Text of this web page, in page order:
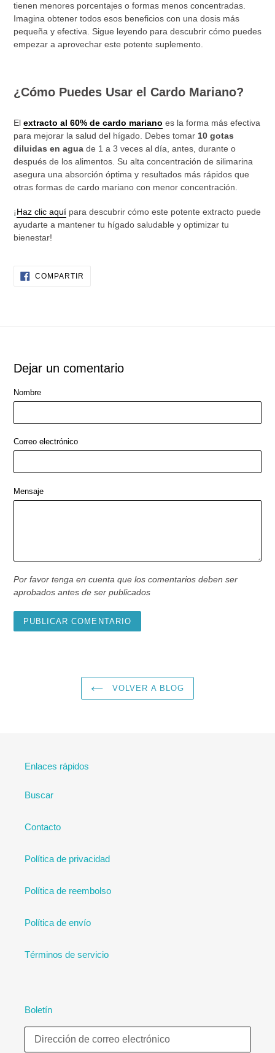
tienen menores porcentajes o formas menos concentradas.
Imagina obtener todos esos beneficios con una dosis más
pequeña y efectiva. Sigue leyendo para descubrir cómo puedes
empezar a aprovechar este potente suplemento.
¿Cómo Puedes Usar el Cardo Mariano?
El extracto al 60% de cardo mariano es la forma más efectiva
para mejorar la salud del hígado. Debes tomar 10 gotas
diluidas en agua de 1 a 3 veces al día, antes, durante o
después de los alimentos. Su alta concentración de silimarina
asegura una absorción óptima y resultados más rápidos que
otras formas de cardo mariano con menor concentración.
¡Haz clic aquí para descubrir cómo este potente extracto puede
ayudarte a mantener tu hígado saludable y optimizar tu
bienestar!
COMPARTIR
Dejar un comentario
Nombre
Correo electrónico
Mensaje
Por favor tenga en cuenta que los comentarios deben ser
aprobados antes de ser publicados
VOLVER A BLOG
Enlaces rápidos
Buscar
Contacto
Política de privacidad
Política de reembolso
Política de envío
Términos de servicio
Boletín